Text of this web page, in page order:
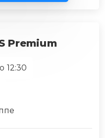
Premium
12:30